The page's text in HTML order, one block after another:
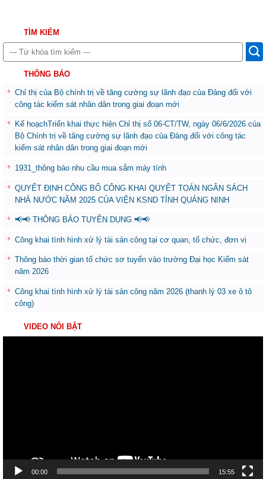
TÌM KIẾM
THÔNG BÁO
Chỉ thị của Bộ chính trị về tăng cường sự lãnh đạo của Đảng đối với
công tác kiểm sát nhân dân trong giai đoạn mới
Kế hoạchTriển khai thực hiện Chỉ thị số 06-CT/TW, ngày 06/6/2026 của
Bộ Chính trị về tăng cường sự lãnh đạo của Đảng đối với công tác
kiểm sát nhân dân trong giai đoạn mới
1931_thông báo nhu cầu mua sắm máy tính
QUYẾT ĐỊNH CÔNG BỐ CÔNG KHAI QUYẾT TOÁN NGÂN SÁCH
NHÀ NƯỚC NĂM 2025 CỦA VIỆN KSND TỈNH QUẢNG NINH
📢📢 THÔNG BÁO TUYỂN DỤNG 📢📢
Công khai tình hình xử lý tài sản công tại cơ quan, tổ chức, đơn vị
Thông báo thời gian tổ chức sơ tuyển vào trường Đại học Kiểm sát
năm 2026
Công khai tình hình xử lý tài sản công năm 2026 (thanh lý 03 xe ô tô
công)
VIDEO NỔI BẬT
00:00 15:55